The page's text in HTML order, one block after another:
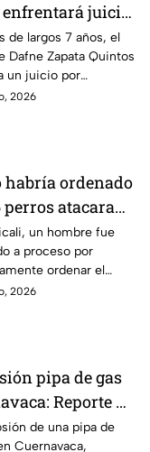
enfrentará juicio
abuso
en 2019 en
de largos 7 años, el
Dafne Zapata Quintos
un juicio por
abusar de la
2026
habría ordenado
perros atacaran
con
en
BC
un hombre fue
a proceso por
ordenar el
16 perros contra su
2026
pipa de gas
Reporte de
tras estallido
de una pipa de
Cuernavaca,